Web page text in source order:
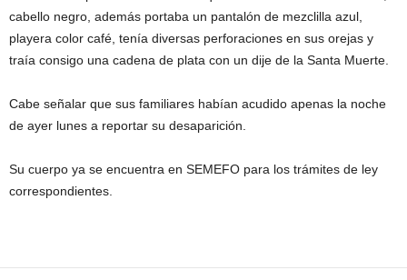
cabello negro, además portaba un pantalón de mezclilla azul,
playera color café, tenía diversas perforaciones en sus orejas y
traía consigo una cadena de plata con un dije de la Santa Muerte.
Cabe señalar que sus familiares habían acudido apenas la noche
de ayer lunes a reportar su desaparición.
Su cuerpo ya se encuentra en SEMEFO para los trámites de ley
correspondientes.